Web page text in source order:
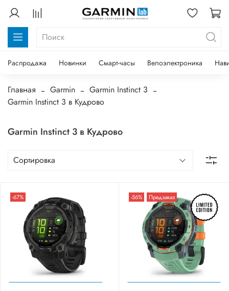
Распродажа Новинки Смарт-часы Велоэлектроника
Главная Garmin
Garmin Instinct 3
Garmin Instinct 3 в Кудрово
Garmin Instinct 3 в Кудрово
-67% -56% Предзаказ